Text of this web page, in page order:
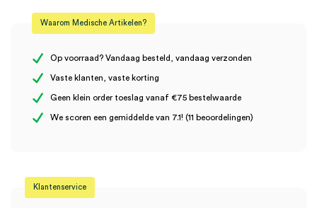
Steriel onsteriel
Er zijn nog geen beoordelingen.
(1000)” te beoordelen
Waarom Medische Artikelen?
Op voorraad? Vandaag besteld, vandaag verzonden
Vaste klanten, vaste korting
Geen klein order toeslag vanaf €75 bestelwaarde
We scoren een gemiddelde van 7.1! (11 beoordelingen)
Klantenservice